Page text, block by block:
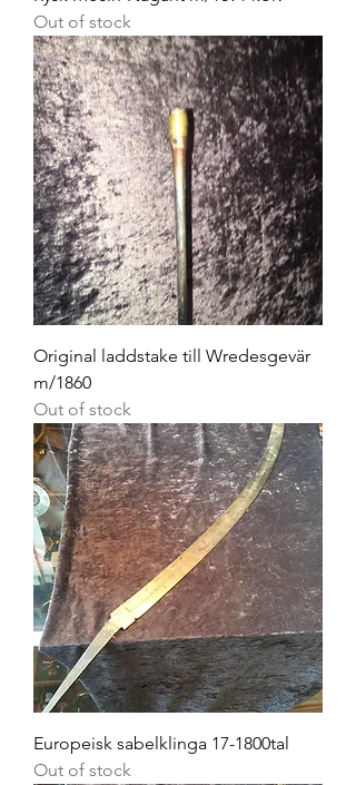
Out of stock
Original laddstake till Wredesgevär
m/1860
Out of stock
Europeisk sabelklinga 17-1800tal
Out of stock